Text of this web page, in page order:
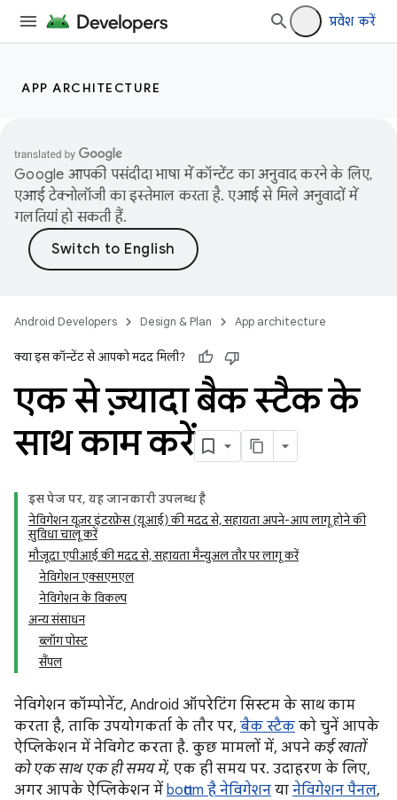
प्रवेश करें
APP ARCHITECTURE
Google आपकी पसंदीदा भाषा में कॉन्टेंट का अनुवाद करने के लिए,
एआई टेक्नोलॉजी का इस्तेमाल करता है. एआई से मिले अनुवादों में
गलतियां हो सकती हैं.
Android Developers Design & Plan App architecture
क्या इस कॉन्टेंट से आपको मदद मिली?
एक से ज़्यादा बैक स्टैक के
साथ काम करें
इस पेज पर, यह जानकारी उपलब्ध है
नेविगेशन यूज़र इंटरफ़ेस (यूआई) की मदद से, सहायता अपने-आप लागू होने की
सुविधा चालू करें
मौजूदा एपीआई की मदद से, सहायता मैन्युअल तौर पर लागू करें
नेविगेशन एक्सएमएल
नेविगेशन के विकल्प
अन्य संसाधन
ब्लॉग पोस्ट
सैंपल
नेविगेशन कॉम्पोनेंट, Android ऑपरेटिंग सिस्टम के साथ काम
करता है, ताकि उपयोगकर्ता के तौर पर, बैक स्टैक को चुनें आपके
ऐप्लिकेशन में नेविगेट करता है. कुछ मामलों में, अपने कई खातों
को एक साथ एक ही समय में, एक ही समय पर. उदाहरण के लिए,
अगर आपके ऐप्लिकेशन में bottom है नेविगेशन या नेविगेशन पैनल,